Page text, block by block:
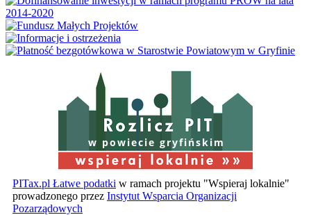
w powiecie gryfińskim
PITax.pl Łatwe podatki w ramach projektu "Wspieraj lokalnie"
prowadzonego przez Instytut Wsparcia Organizacji
Pozarządowych